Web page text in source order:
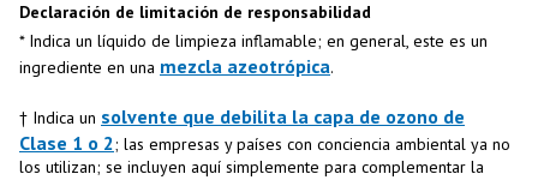
Declaración de limitación de responsabilidad
* Indica un líquido de limpieza inflamable; en general, este es un
ingrediente en una mezcla azeotrópica.
† Indica un solvente que debilita la capa de ozono de
Clase 1 o 2; las empresas y países con conciencia ambiental ya no
los utilizan; se incluyen aquí simplemente para complementar la